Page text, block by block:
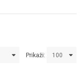
Prikaži: